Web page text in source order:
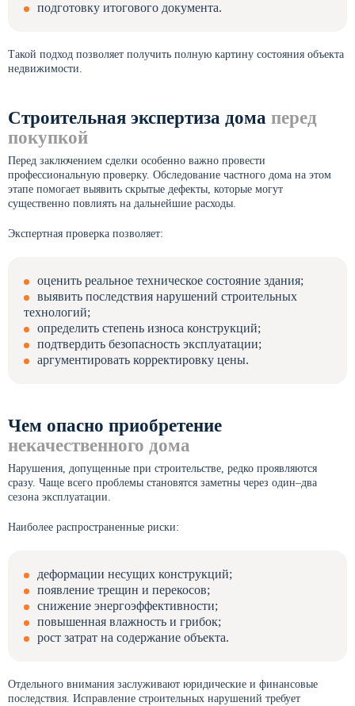
подготовку итогового документа.
Такой подход позволяет получить полную картину состояния объекта
недвижимости.
Строительная экспертиза дома перед
покупкой
Перед заключением сделки особенно важно провести
профессиональную проверку. Обследование частного дома на этом
этапе помогает выявить скрытые дефекты, которые могут
существенно повлиять на дальнейшие расходы.
Экспертная проверка позволяет:
оценить реальное техническое состояние здания;
выявить последствия нарушений строительных
технологий;
определить степень износа конструкций;
подтвердить безопасность эксплуатации;
аргументировать корректировку цены.
Чем опасно приобретение
некачественного дома
Нарушения, допущенные при строительстве, редко проявляются
сразу. Чаще всего проблемы становятся заметны через один–два
сезона эксплуатации.
Наиболее распространенные риски:
деформации несущих конструкций;
появление трещин и перекосов;
снижение энергоэффективности;
повышенная влажность и грибок;
рост затрат на содержание объекта.
Отдельного внимания заслуживают юридические и финансовые
последствия. Исправление строительных нарушений требует